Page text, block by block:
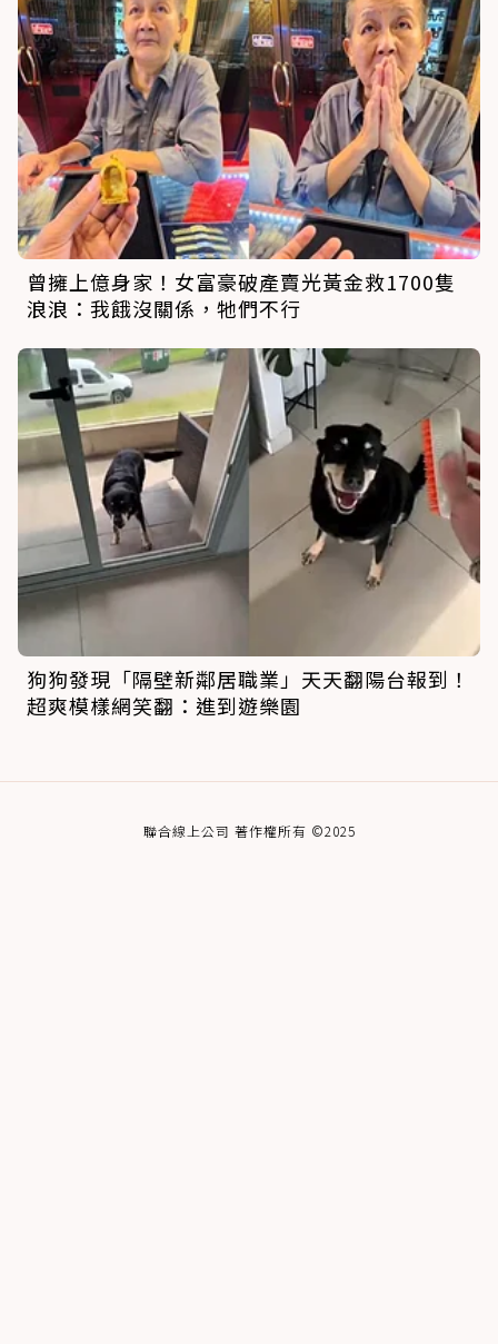
曾擁上億身家！女富豪破產賣光黃金救1700隻
浪浪：我餓沒關係，牠們不行
狗狗發現「隔壁新鄰居職業」天天翻陽台報到！
超爽模樣網笑翻：進到遊樂園
聯合線上公司 著作權所有 ©2025